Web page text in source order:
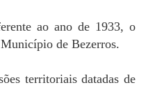
ao ano de 1933, o
de Bezerros.
territoriais datadas de